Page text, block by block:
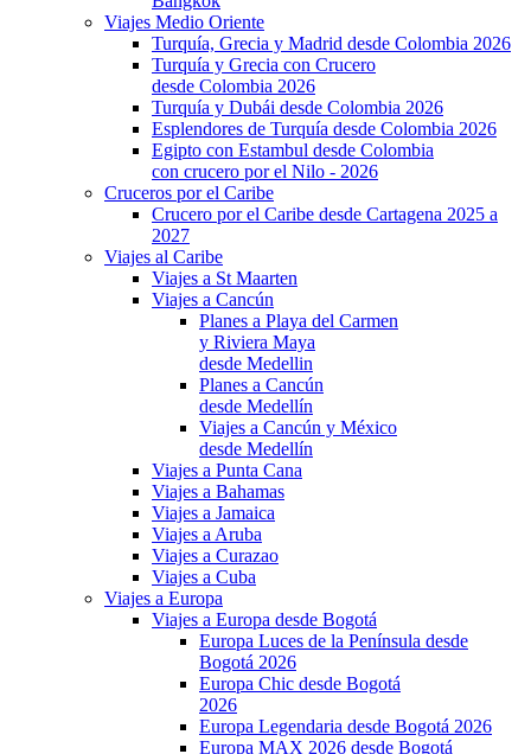
Viajes Medio Oriente
Turquía, Grecia y Madrid desde Colombia 2026
Turquía y Grecia con Crucero
desde Colombia 2026
Turquía y Dubái desde Colombia 2026
Esplendores de Turquía desde Colombia 2026
Egipto con Estambul desde Colombia
con crucero por el Nilo - 2026
Cruceros por el Caribe
Crucero por el Caribe desde Cartagena 2025 a
2027
Viajes al Caribe
Viajes a St Maarten
Viajes a Cancún
Planes a Playa del Carmen
y Riviera Maya
desde Medellin
Planes a Cancún
desde Medellín
Viajes a Cancún y México
desde Medellín
Viajes a Punta Cana
Viajes a Bahamas
Viajes a Jamaica
Viajes a Aruba
Viajes a Curazao
Viajes a Cuba
Viajes a Europa
Viajes a Europa desde Bogotá
Europa Luces de la Península desde
Bogotá 2026
Europa Chic desde Bogotá
2026
Europa Legendaria desde Bogotá 2026
Europa MAX 2026 desde Bogotá